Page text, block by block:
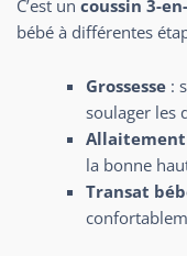
C’est un coussin 3-
bébé à différentes
Grossesse:
soulager les
la bonne
Transat